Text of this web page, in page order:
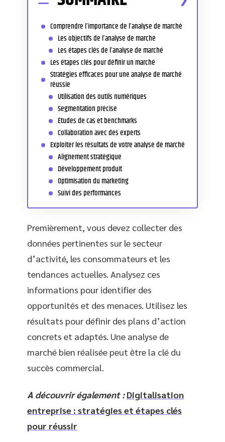
Comprendre l’importance de l’analyse de marché
Les objectifs de l’analyse de marché
Les étapes clés de l’analyse de marché
Les étapes clés pour définir un marché
Stratégies efficaces pour une analyse de marché
réussie
Utilisation des outils numériques
Segmentation précise
Études de cas et benchmarks
Collaboration avec des experts
Exploiter les résultats de votre analyse de marché
Alignement stratégique
Développement produit
Optimisation du marketing
Suivi des performances
Premièrement, vous devez collecter des
données pertinentes sur le secteur
d’activité, les consommateurs et les
tendances actuelles. Analysez ces
informations pour identifier des
opportunités et des menaces. Utilisez les
résultats pour définir des plans d’action
concrets et adaptés. Une analyse de
marché bien réalisée peut être la clé du
succès commercial.
A découvrir également : Digitalisation
entreprise : stratégies et étapes clés
pour réussir